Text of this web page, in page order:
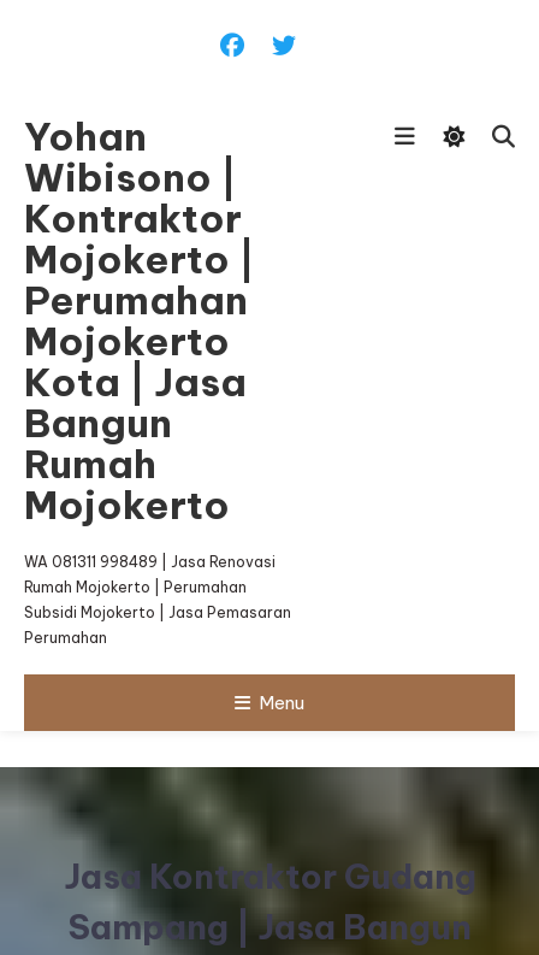
Yohan
Wibisono |
Kontraktor
Mojokerto |
Perumahan
Mojokerto
Kota | Jasa
Bangun
Rumah
Mojokerto
WA 081311 998489 | Jasa Renovasi
Rumah Mojokerto | Perumahan
Subsidi Mojokerto | Jasa Pemasaran
Perumahan
Menu
Jasa Kontraktor Gudang
Sampang | Jasa Bangun